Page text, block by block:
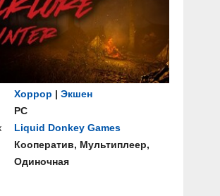
Хоррор | Экшен
PC
Liquid Donkey Games
Кооператив, Мультиплеер,
Одиночная